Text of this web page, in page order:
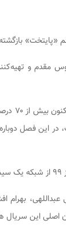
این فصل
بهرام
اصلی این سریال